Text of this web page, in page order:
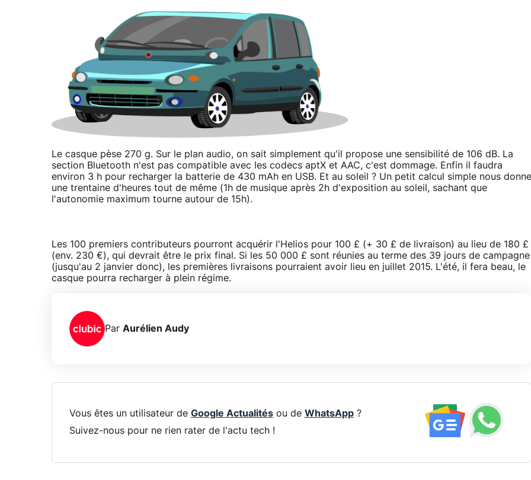
Le casque pèse 270 g. Sur le plan audio, on sait simplement qu'il propose une sensibilité de 106 dB. La
section Bluetooth n'est pas compatible avec les codecs aptX et AAC, c'est dommage. Enfin il faudra
environ 3 h pour recharger la batterie de 430 mAh en USB. Et au soleil ? Un petit calcul simple nous donne
une trentaine d'heures tout de même (1h de musique après 2h d'exposition au soleil, sachant que
l'autonomie maximum tourne autour de 15h).
Les 100 premiers contributeurs pourront acquérir l'Helios pour 100 £ (+ 30 £ de livraison) au lieu de 180 £
(env. 230 €), qui devrait être le prix final. Si les 50 000 £ sont réunies au terme des 39 jours de campagne
(jusqu'au 2 janvier donc), les premières livraisons pourraient avoir lieu en juillet 2015. L'été, il fera beau, le
casque pourra recharger à plein régime.
Par Aurélien Audy
Vous êtes un utilisateur de Google Actualitésou de WhatsApp?
Suivez-nous pour ne rien rater de l'actu tech !